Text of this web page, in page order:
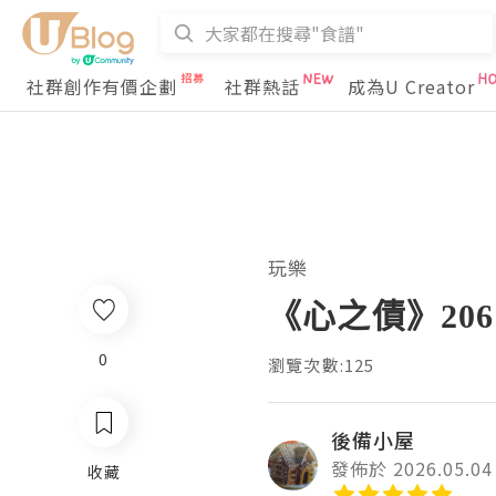
社群創作有價企劃 社群熱話 成為U Creator
玩樂
《心之債》206
瀏覽次數:125
後備小屋
發佈於 2026.05.04
0
收藏